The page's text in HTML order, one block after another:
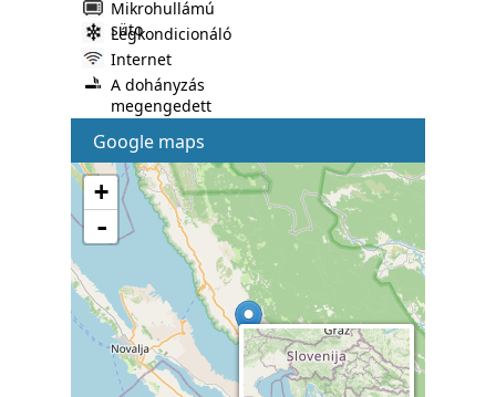
Mikrohullámú
süto
Légkondicionáló
Internet
A dohányzás
megengedett
Google maps